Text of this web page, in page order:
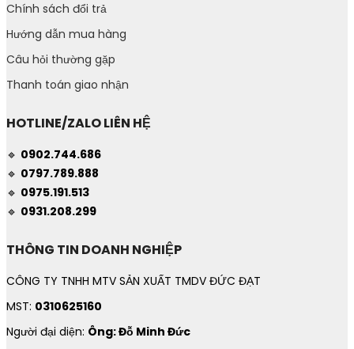
Chính sách đổi trả
Hướng dẫn mua hàng
Câu hỏi thường gặp
Thanh toán giao nhận
HOTLINE/ZALO LIÊN HỆ
🔹 0902.744.686
🔹 0797.789.888
🔹 0975.191.513
🔹 0931.208.299
THÔNG TIN DOANH NGHIỆP
CÔNG TY TNHH MTV SẢN XUẤT TMDV ĐỨC ĐẠT
MST: 0310625160
Người đại diện: Ông: Đỗ Minh Đức